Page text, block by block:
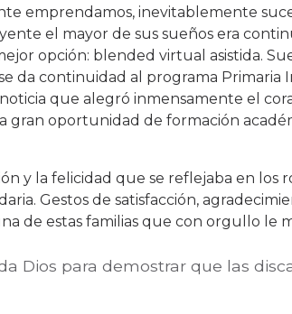
emprendamos, inevitablemente
el mayor de sus sueños era
opción: blended virtual asistida.
da continuidad al programa Primaria
que alegró inmensamente el
gran oportunidad de formación
y la felicidad que se reflejaba en los
Gestos de satisfacción,
de estas familias que con orgullo le
Dios para demostrar que las